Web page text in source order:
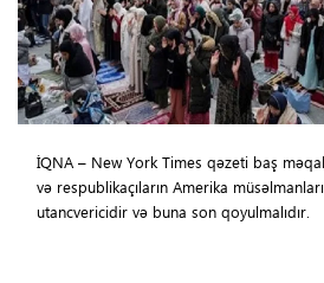
İQNA – New York Times qəzeti baş
və respublikaçıların Amerika
utancvericidir və buna son qoyulmalıdır.